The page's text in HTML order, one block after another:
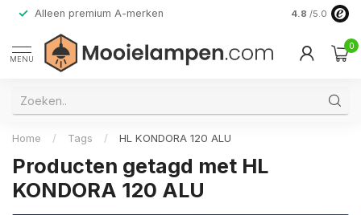
Alleen premium A-merken 4.8 /5.0
MENU
0
Home / Tags / HL KONDORA 120 ALU
Producten getagd met HL
KONDORA 120 ALU